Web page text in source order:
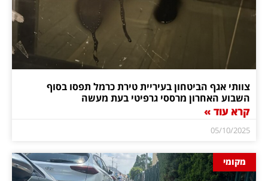
צוותי אגף הביטחון בעיריית טירת כרמל תפסו בסוף
השבוע האחרון מרססי גרפיטי בעת מעשה
קרא עוד »
05/10/2025
מקומי